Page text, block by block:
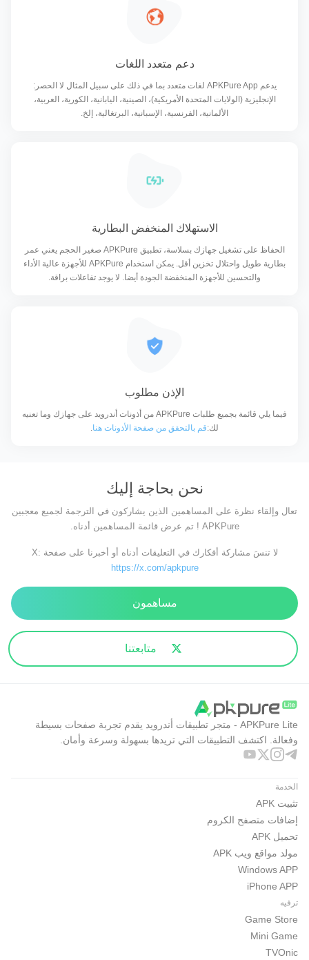
دعم متعدد اللغات
يدعم APKPure App لغات متعدد بما في ذلك على سبيل المثال لا الحصر:
الإنجليزية (الولايات المتحدة الأمريكية)، الصينية، اليابانية، الكورية، العربية،
الألمانية، الفرنسية، الإسبانية، البرتغالية، إلخ.
الاستهلاك المنخفض البطارية
الحفاظ على تشغيل جهازك بسلاسة، تطبيق APKPure صغير الحجم يعني عمر
بطارية طويل واحتلال تخزين أقل. يمكن استخدام APKPure للأجهزة عالية الأداء
والتحسين للأجهزة المنخفضة الجودة أيضا. لا يوجد تفاعلات براقة.
الإذن مطلوب
فيما يلي قائمة بجميع طلبات APKPure من أذونات أندرويد على جهازك وما تعنيه
لك:قم بالتحقق من صفحة الأذونات هنا.
نحن بحاجة إليك
تعال وإلقاء نظرة على المساهمين الذين يشاركون في الترجمة لجميع معجبين
APKPure ! تم عرض قائمة المساهمين أدناه.
لا تنسَ مشاركة أفكارك في التعليقات أدناه أو أخبرنا على صفحة X:
https://x.com/apkpure
مساهمون
متابعتنا
APKPure Lite - متجر تطبيقات أندرويد يقدم تجربة صفحات بسيطة
وفعالة. اكتشف التطبيقات التي تريدها بسهولة وسرعة وأمان.
الخدمة
تثبيت APK
إضافات متصفح الكروم
تحميل APK
مولد مواقع ويب APK
Windows APP
iPhone APP
ترفيه
Game Store
Mini Game
TVOnic